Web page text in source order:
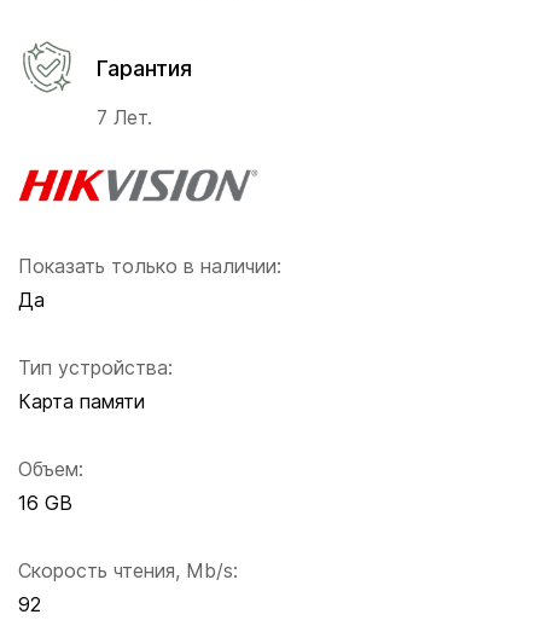
Показать только в наличии:
Да
Тип устройства:
Карта памяти
Объем:
16 GB
Скорость чтения, Mb/s:
92
Гарантия
7 Лет.